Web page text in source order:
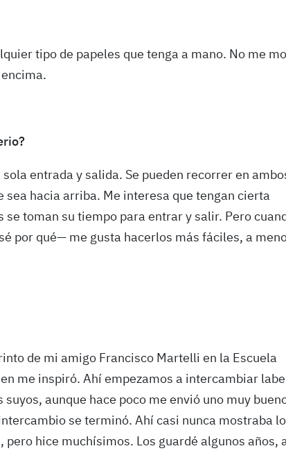
tipo de papeles que tenga a mano. No me
entrada y salida. Se pueden recorrer en
sea hacia arriba. Me interesa que tengan cierta
toman su tiempo para entrar y salir. Pero
por qué— me gusta hacerlos más fáciles, a
de mi amigo Francisco Martelli en la Escuela
me inspiró. Ahí empezamos a intercambiar
aunque hace poco me envió uno muy
se terminó. Ahí casi nunca mostraba
hice muchísimos. Los guardé algunos años,